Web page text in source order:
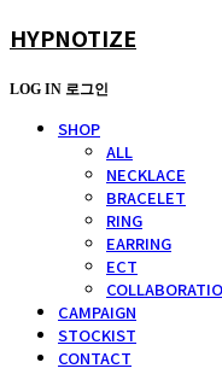
HYPNOTIZE
LOG IN 로그인
SHOP
ALL
NECKLACE
BRACELET
RING
EARRING
ECT
CAMPAIGN
STOCKIST
CONTACT